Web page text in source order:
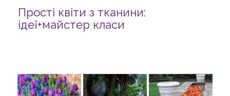
Прості квіти з тканини:
ідеї+майстер класи